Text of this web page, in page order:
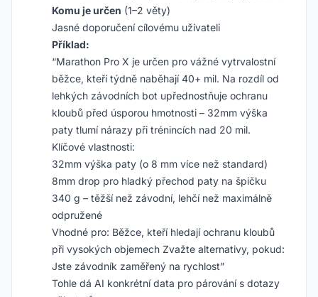
Komu je určen (1–2 věty)
Jasné doporučení cílovému uživateli
Příklad:
“Marathon Pro X je určen pro vážné vytrvalostní
běžce, kteří týdně naběhají 40+ mil. Na rozdíl od
lehkých závodních bot upřednostňuje ochranu
kloubů před úsporou hmotnosti – 32mm výška
paty tlumí nárazy při trénincích nad 20 mil.
Klíčové vlastnosti:
32mm výška paty (o 8 mm více než standard)
8mm drop pro hladký přechod paty na špičku
340 g – těžší než závodní, lehčí než maximálně
odpružené
Vhodné pro: Běžce, kteří hledají ochranu kloubů
při vysokých objemech Zvažte alternativy, pokud:
Jste závodník zaměřený na rychlost”
Tohle dá AI konkrétní data pro párování s dotazy